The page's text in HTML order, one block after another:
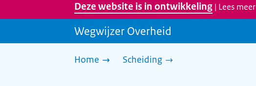
Deze website is in ontwikkeling | Lees meer
Wegwijzer Overheid
Home Scheiding